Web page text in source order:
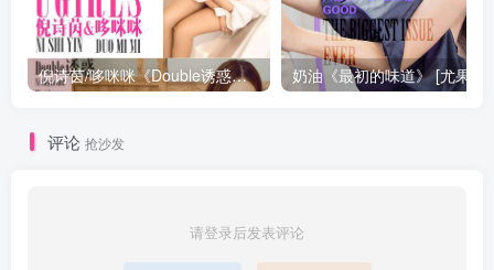
倪诗茵/哆咪咪《Double诱惑》 [尤果圈] No.663
评论 抢沙发
请登录后发表评论